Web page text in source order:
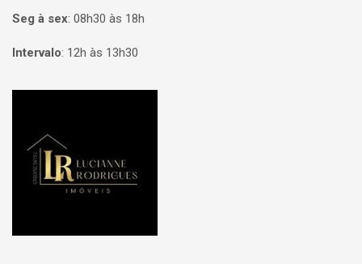
Seg à sex: 08h30 às 18h
Intervalo: 12h às 13h30